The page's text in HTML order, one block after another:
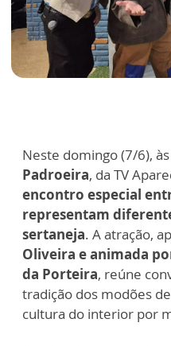
Neste domingo (7/6),
Padroeira, da TV
encontro especial
representam
sertaneja. A atração,
Oliveira e animada
da Porteira, reúne
tradição dos modões
cultura do interior por